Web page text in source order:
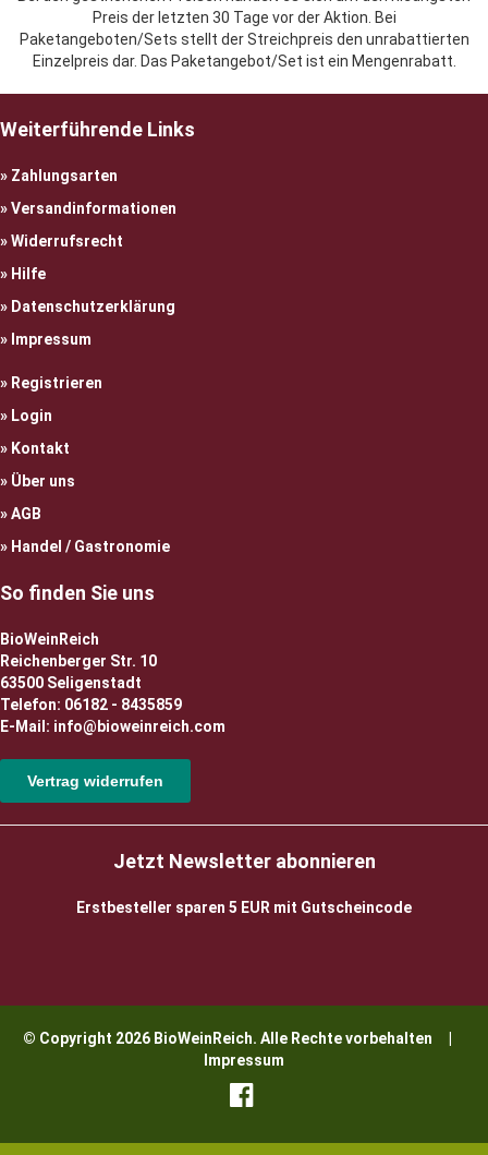
Preis der letzten 30 Tage vor der Aktion. Bei
Paketangeboten/Sets stellt der Streichpreis den unrabattierten
Einzelpreis dar. Das Paketangebot/Set ist ein Mengenrabatt.
Weiterführende Links
Zahlungsarten
Versandinformationen
Widerrufsrecht
Hilfe
Datenschutzerklärung
Impressum
Registrieren
Login
Kontakt
Über uns
AGB
Handel / Gastronomie
So finden Sie uns
BioWeinReich
Reichenberger Str. 10
63500 Seligenstadt
Telefon: 06182 - 8435859
E-Mail: info@bioweinreich.com
Vertrag widerrufen
Jetzt Newsletter abonnieren
Erstbesteller sparen 5 EUR mit Gutscheincode
© Copyright 2026 BioWeinReich. Alle Rechte vorbehalten |
Impressum